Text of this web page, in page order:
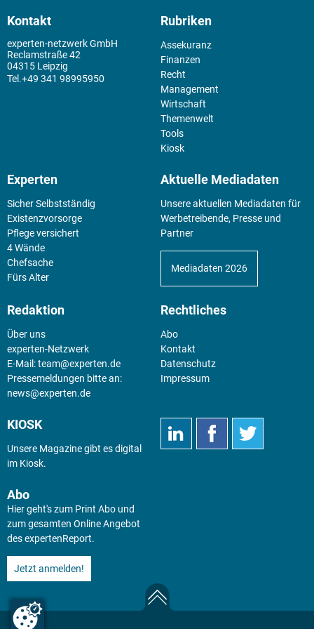
Kontakt
experten-netzwerk GmbH
Reclamstraße 42
04315 Leipzig
+49 341 98995950
Rubriken
Assekuranz
Finanzen
Recht
Management
Wirtschaft
Themenwelt
Tools
Kiosk
Experten
Sicher Selbstständig
Existenz­vorsorge
Pflege versichert
4 Wände
Chefsache
Fürs Alter
Aktuelle Mediadaten
Unsere aktuellen Mediadaten für
Werbetreibende, Presse und
Partner
Mediadaten 2026
Redaktion
Über uns
experten-Netzwerk
E-Mail:team@experten.de
Pressemeldungen bitte an:
news@experten.de
Rechtliches
Abo
Kontakt
Datenschutz
Impressum
KIOSK
Unsere Magazine gibt es digital
im Kiosk.
Abo
Hier geht's zum Print Abo und
zum gesamten Online Angebot
des expertenReport.
Jetzt anmelden!